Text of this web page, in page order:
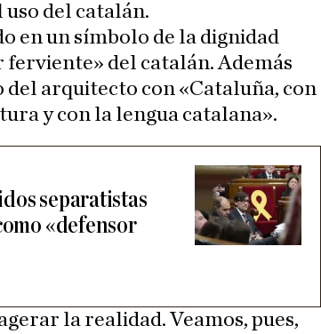
uso del catalán.
en un símbolo de la dignidad
del catalán. Además
arquitecto con «Cataluña, con
y con la lengua catalana».
separatistas
«defensor
la realidad. Veamos, pues,